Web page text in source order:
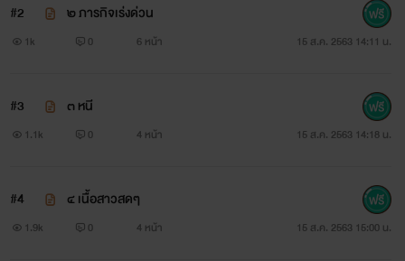
บางช่วงบางตอนอาจมีคำไม่สุภาพ
โดยเฉพาะนางเอกของเรื่อง
#2 ๒ ภารกิจเร่งด่วน
1k 0 6 หน้า 15 ส.ค. 2563 14:11 น.
#3 ๓ หนี
1.1k 0 4 หน้า 15 ส.ค. 2563 14:18 น.
#4 ๔ เนื้อสาวสดๆ
1.9k 0 4 หน้า 15 ส.ค. 2563 15:00 น.